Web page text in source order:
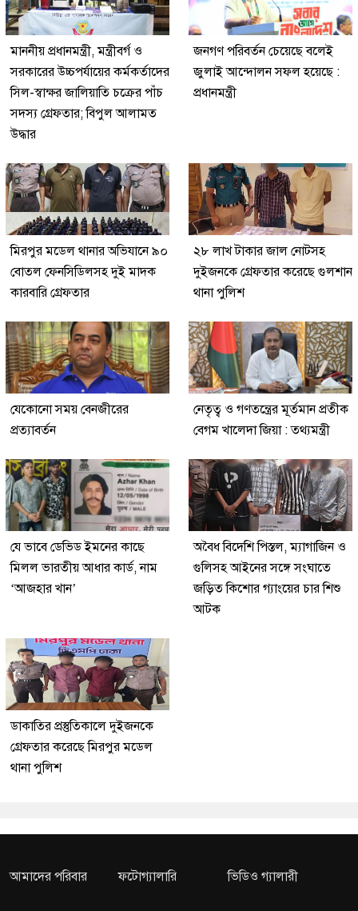
মাননীয় প্রধানমন্ত্রী, মন্ত্রীবর্গ ও
সরকারের উচ্চপর্যায়ের কর্মকর্তাদের
সিল-স্বাক্ষর জালিয়াতি চক্রের পাঁচ
সদস্য গ্রেফতার; বিপুল আলামত
উদ্ধার
জনগণ পরিবর্তন চেয়েছে বলেই
জুলাই আন্দোলন সফল হয়েছে :
প্রধানমন্ত্রী
মিরপুর মডেল থানার অভিযানে ৯০
বোতল ফেনসিডিলসহ দুই মাদক
কারবারি গ্রেফতার
২৮ লাখ টাকার জাল নোটসহ
দুইজনকে গ্রেফতার করেছে গুলশান
থানা পুলিশ
যেকোনো সময় বেনজীরের
প্রত্যাবর্তন
নেতৃত্ব ও গণতন্ত্রের মূর্তমান প্রতীক
বেগম খালেদা জিয়া : তথ্যমন্ত্রী
যে ভাবে ডেভিড ইমনের কাছে
মিলল ভারতীয় আধার কার্ড, নাম
‘আজহার খান’
অবৈধ বিদেশি পিস্তল, ম্যাগাজিন ও
গুলিসহ আইনের সঙ্গে সংঘাতে
জড়িত কিশোর গ্যাংয়ের চার শিশু
আটক
ডাকাতির প্রস্তুতিকালে দুইজনকে
গ্রেফতার করেছে মিরপুর মডেল
থানা পুলিশ
আমাদের পরিবার ফটোগ্যালারি ভিডিও গ্যালারী